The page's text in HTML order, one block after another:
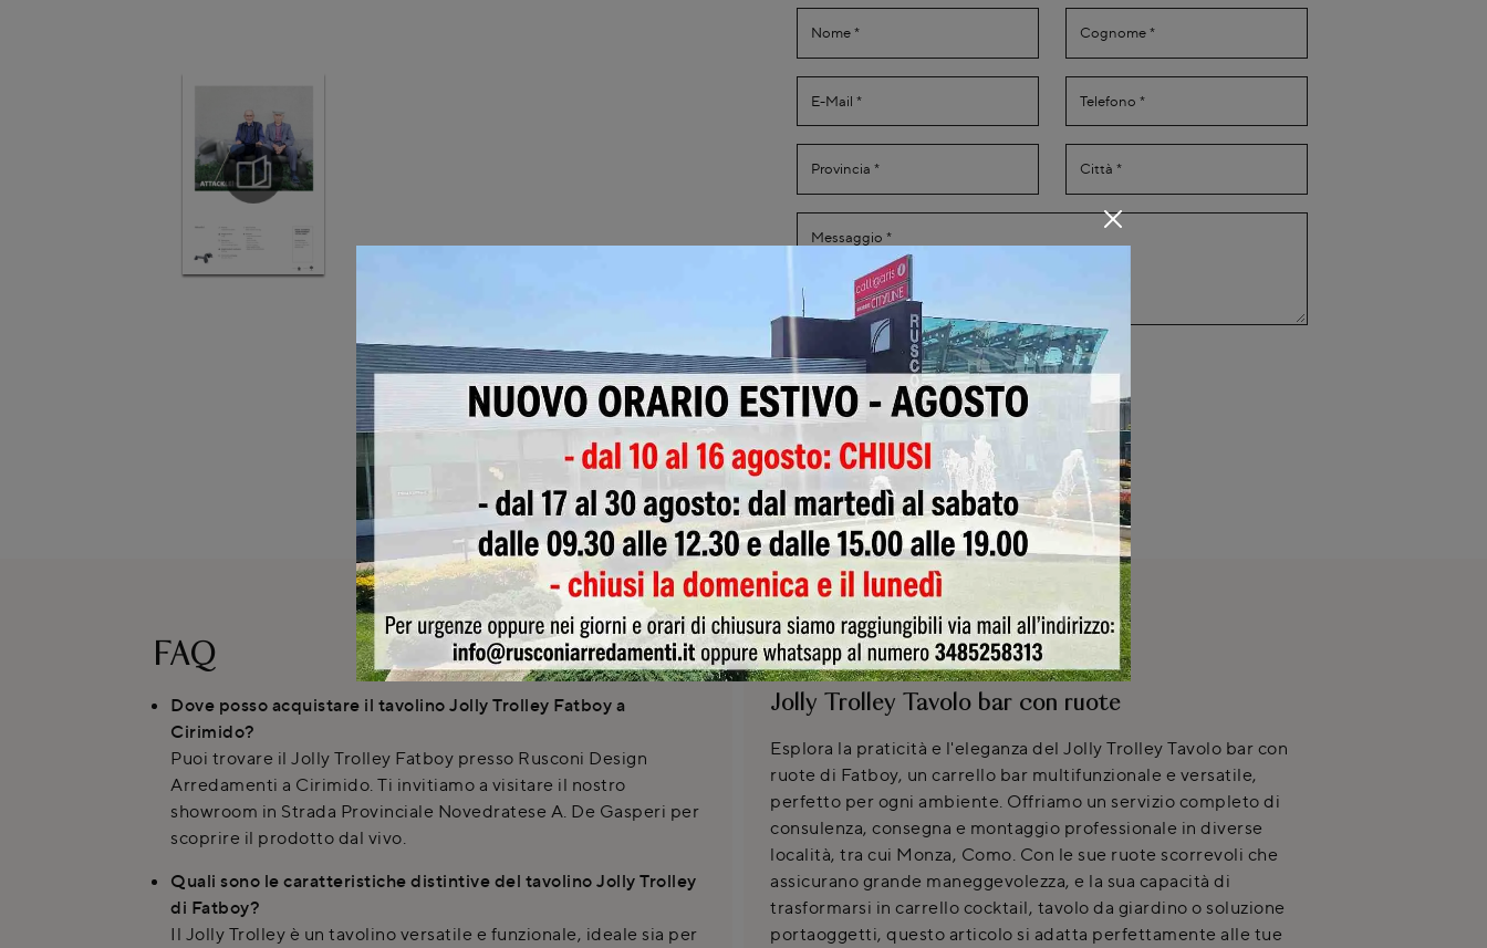
Ho preso visione dellaPrivacy Policy
Invia
FAQ
Dove posso acquistare il tavolino Jolly Trolley Fatboy a
Cirimido?
Puoi trovare il Jolly Trolley Fatboy presso Rusconi Design
Arredamenti a Cirimido. Ti invitiamo a visitare il nostro
showroom in Strada Provinciale Novedratese A. De Gasperi per
scoprire il prodotto dal vivo.
Quali sono le caratteristiche distintive del tavolino Jolly Trolley
di Fatboy?
Il Jolly Trolley è un tavolino versatile e funzionale, ideale sia per
SCHEDA TECNICA
Jolly Trolley Tavolo bar con ruote
Esplora la praticità e l'eleganza del Jolly Trolley Tavolo bar con
ruote di Fatboy, un carrello bar multifunzionale e versatile,
perfetto per ogni ambiente. Offriamo un servizio completo di
consulenza, consegna e montaggio professionale in diverse
località, tra cui Monza, Como. Con le sue ruote scorrevoli che
assicurano grande maneggevolezza, e la sua capacità di
trasformarsi in carrello cocktail, tavolo da giardino o soluzione
portaoggetti, questo articolo si adatta perfettamente alle tue